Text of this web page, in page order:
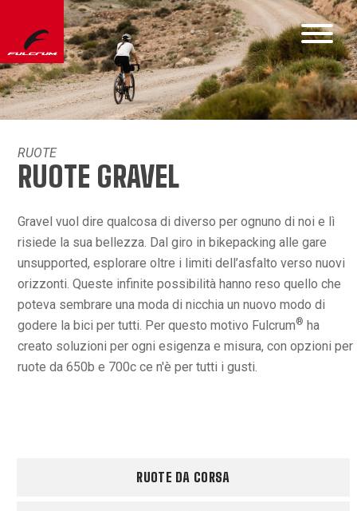
RUOTE
RUOTE GRAVEL
Gravel vuol dire qualcosa di diverso per ognuno di noi e lì
risiede la sua bellezza. Dal giro in bikepacking alle gare
unsupported, esplorare oltre i limiti dell’asfalto verso nuovi
orizzonti. Queste infinite possibilità hanno reso quello che
poteva sembrare una moda di nicchia un nuovo modo di
godere la bici per tutti. Per questo motivo Fulcrum® ha
creato soluzioni per ogni esigenza e misura, con opzioni per
ruote da 650b e 700c ce n'è per tutti i gusti.
RUOTE DA CORSA